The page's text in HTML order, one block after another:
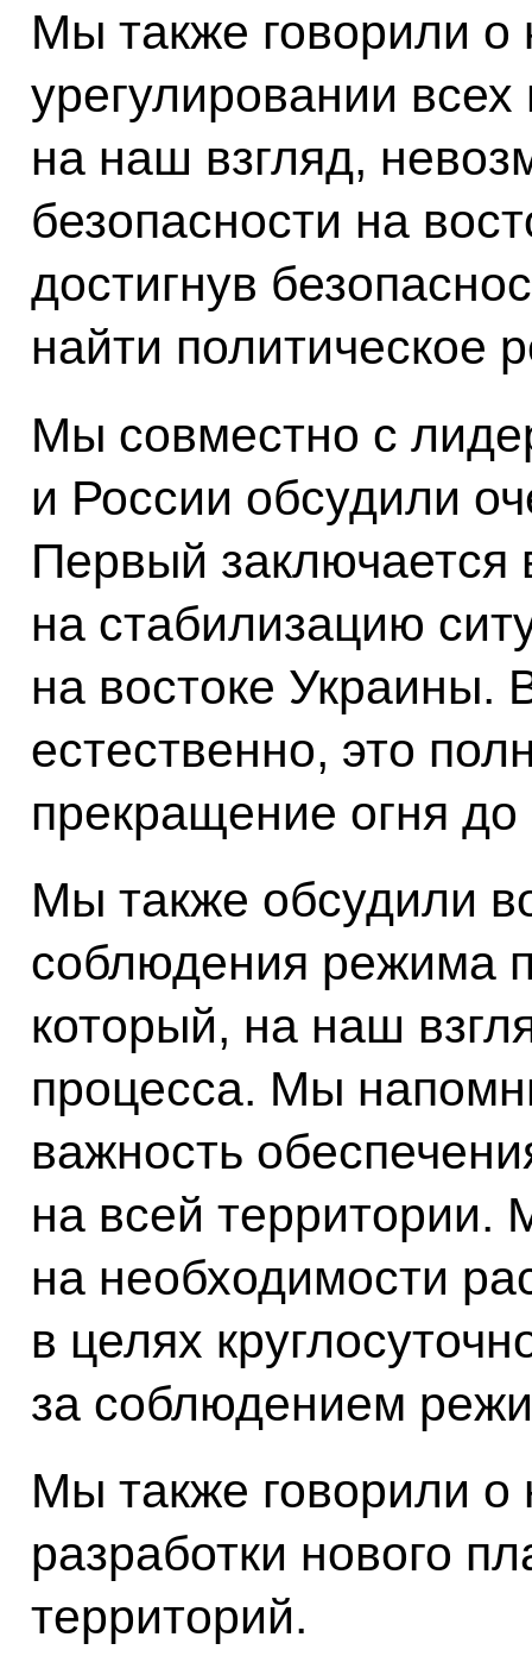
Мы также говорили о
урегулировании
на наш взгляд,
безопасности на
достигнув
найти политическое
Мы совместно с
и России обсудили
Первый
на стабилизацию
на востоке Украины.
естественно, это
прекращение огня до
Мы также обсудили
соблюдения режима
который, на наш
процесса. Мы
важность
на всей территории.
на необходимости
в целях
за соблюдением
Мы также говорили о
разработки нового
территорий.